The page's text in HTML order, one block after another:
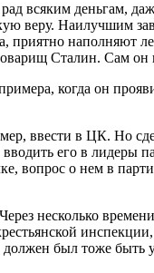
всяким деньгам,
веру. Наилучшим
наполняют
Сталин. Сам он
когда он
ввести в ЦК. Но
его в лидеры
вопрос о нем в
несколько
был тоже быть